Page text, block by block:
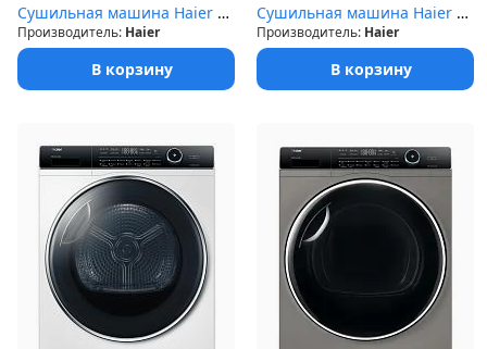
Сушильная машина Haier HD90-A2959
Производитель: Haier
В корзину
Сушильная машина Haier HD90-A2959S
Производитель: Haier
В корзину